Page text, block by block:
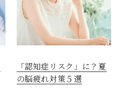
「認知症リスク」に？夏
の脳疲れ対策５選